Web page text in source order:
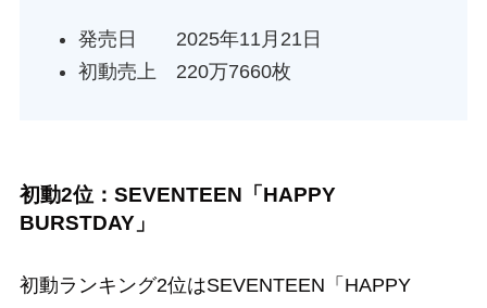
発売日 2025年11月21日
初動売上 220万7660枚
初動2位：SEVENTEEN「HAPPY
BURSTDAY」
初動ランキング2位はSEVENTEEN「HAPPY